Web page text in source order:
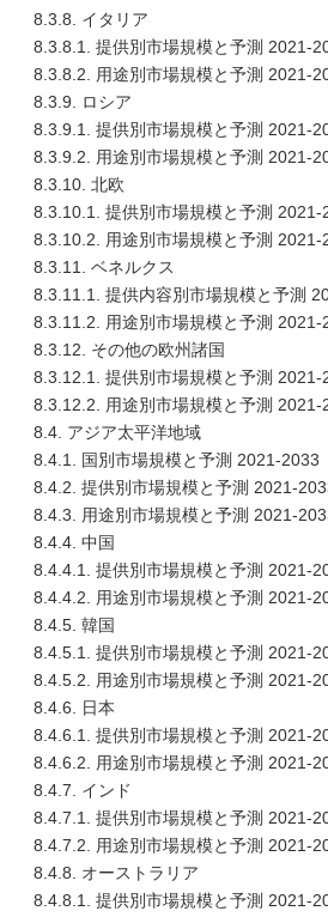
8.3.8. イタリア
8.3.8.1. 提供別市場規模と予測 2021-
8.3.8.2. 用途別市場規模と予測 2021-
8.3.9. ロシア
8.3.9.1. 提供別市場規模と予測 2021-
8.3.9.2. 用途別市場規模と予測 2021-
8.3.10. 北欧
8.3.10.1. 提供別市場規模と予測 2021-
8.3.10.2. 用途別市場規模と予測 2021-
8.3.11. ベネルクス
8.3.11.1. 提供内容別市場規模と予測
8.3.11.2. 用途別市場規模と予測 2021-
8.3.12. その他の欧州諸国
8.3.12.1. 提供別市場規模と予測 2021-
8.3.12.2. 用途別市場規模と予測 2021-
8.4. アジア太平洋地域
8.4.1. 国別市場規模と予測 2021-2033
8.4.2. 提供別市場規模と予測 2021-
8.4.3. 用途別市場規模と予測 2021-
8.4.4. 中国
8.4.4.1. 提供別市場規模と予測 2021-
8.4.4.2. 用途別市場規模と予測 2021-
8.4.5. 韓国
8.4.5.1. 提供別市場規模と予測 2021-
8.4.5.2. 用途別市場規模と予測 2021-
8.4.6. 日本
8.4.6.1. 提供別市場規模と予測 2021-
8.4.6.2. 用途別市場規模と予測 2021-
8.4.7. インド
8.4.7.1. 提供別市場規模と予測 2021-
8.4.7.2. 用途別市場規模と予測 2021-
8.4.8. オーストラリア
8.4.8.1. 提供別市場規模と予測 2021-